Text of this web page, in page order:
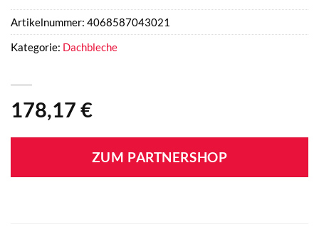
178,17 €
ZUM PARTNERSHOP
Artikelnummer: 4068587043021
Kategorie: Dachbleche